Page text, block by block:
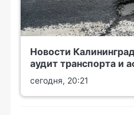
Новости
аудит транспорта и
сегодня, 20:21